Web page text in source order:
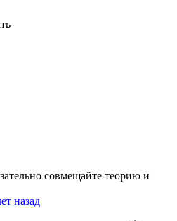
совмещайте теорию и
назад